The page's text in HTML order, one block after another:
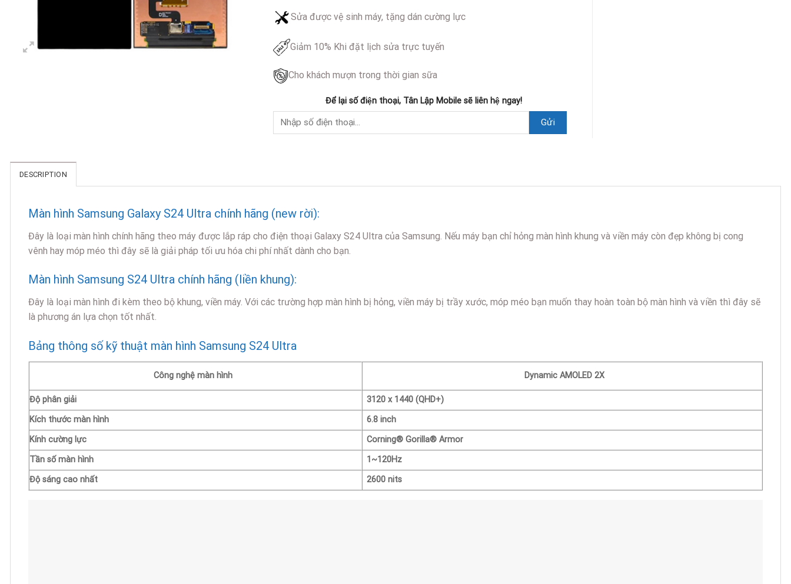
Sửa được vệ sinh máy, tặng dán cường lực
Giảm 10% Khi đặt lịch sửa trực tuyến
Cho khách mượn trong thời gian sữa
Để lại số điện thoại, Tân Lập Mobile sẽ liên hệ ngay!
DESCRIPTION
Màn hình Samsung Galaxy S24 Ultra chính hãng (new rời):
Đây là loại màn hình chính hãng theo máy được lắp ráp cho điện thoại Galaxy S24 Ultra của Samsung. Nếu máy bạn chỉ hỏng màn hình khung và viền máy còn đẹp không bị cong
vênh hay móp méo thì đây sẽ là giải pháp tối ưu hóa chi phí nhất dành cho bạn.
Màn hình Samsung S24 Ultra chính hãng (liền khung):
Đây là loại màn hình đi kèm theo bộ khung, viền máy. Với các trường hợp màn hình bị hỏng, viền máy bị trầy xước, móp méo bạn muốn thay hoàn toàn bộ màn hình và viền thì đây sẽ
là phương án lựa chọn tốt nhất.
Bảng thông số kỹ thuật màn hình Samsung S24 Ultra
Công nghệ màn hình Dynamic AMOLED 2X
Độ phân giải
3120 x 1440 (QHD+)
Kích thước màn hình
6.8 inch
Kính cường lực
Corning® Gorilla® Armor
Tần số màn hình
1~120Hz
Độ sáng cao nhất
2600 nits